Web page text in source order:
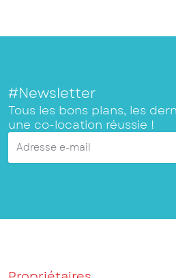
#Newsletter
Tous les bons plans, les
une co-location réussie !
Adresse e-mail